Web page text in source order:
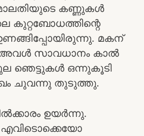
മാലതിയുടെ കണ്ണുകൾ
കുറ്റബോധത്തിന്റെ
മകന്
സാവധാനം കാൽ
ഞെട്ടുകൾ ഒന്നുകൂടി
ചുവന്നു തുടുത്തു.
ഉയർന്നു.
എവിടൊക്കെയോ